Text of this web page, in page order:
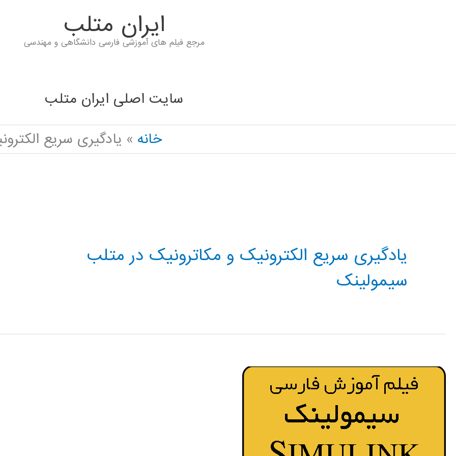
ايران متلب
مرجع فیلم های آموزشی فارسی دانشگاهی و مهندسی
سایت اصلی ایران متلب
خانه
یادگیری سریع
یادگیری سریع الکترونیک و مکاترونیک در متلب
سیمولینک